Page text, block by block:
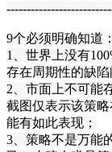
9个必须明确知道：
1、世界上没有
存在周期性的缺陷
2、市面上不可能
截图仅表示该策
能有如此表现；
3、策略不是万能